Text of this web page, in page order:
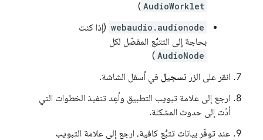
AudioWorklet
)
webaudio.audionode (إذا كنت
بحاجة إلى التتبُّع المفصّل لكل
AudioNode
)
انقر على الزر تسجيل في أسفل الشاشة.
ارجع إلى علامة تبويب التطبيق وأعِد تنفيذ الخطوات التي
أدّت إلى حدوث المشكلة.
عند توفّر بيانات تتبُّع كافية، ارجع إلى علامة التبويب